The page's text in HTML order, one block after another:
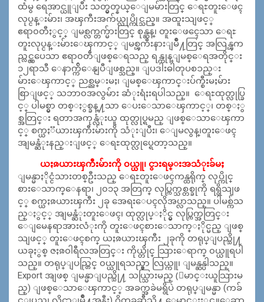
ထံမွ ရေအာင္ယူျပီး သတ္မွတ္နယ္ေျမမ်ားတြင္ ေရႊတူးေဖၚ
လုပ္ငန္းမ်ား၊ အၾကီးအက်ယ္လုပ္ကိုင္သည္။ အထူးသျဖင့္
ဧရာ၀တီႏွင့္ ျမစ္လက္တက္မ်ားတြင္ စုန္ဆန္၊ တူးေဖၚေသာ ေရႊ
တူးလုပ္ငန္းမ်ားေၾကာင့္ ျမစ္ၾကီးနားျမိဳ႔တြင္ အလြန္ၾက
ည္လင္လွပေသာ ဧရာ၀တီျဖစ္ေရသည္ ရန္ကုန္ျမစ္ေရအတိုင္း
၁၂ရာသီ ေနာက္က်ိေနျပီျဖစ္သည္။ ျပဒါးဓါတုပစၥည္း
မ်ားေၾကာင့္ ညစ္ညမ္းမႈ၊ ျမစ္ေၾကာင္းပ်က္စီးမႈမ်ား
စြာျဖင့္ သဘာ၀အလွမ်ား ဆံုးရံႈးရပါသည္။ ေရႊထုတ္လုပ္ခြ
င့္ ပါမစ္မွာ တစ္ႏွစ္ခန္႔သာ ေပးေသာေၾကာင့္၊ တစ္ႏွ
စ္အတြင္း ရတာအကုန္လံုးယူ ထုတ္လုပ္ရမည္ ျဖစ္ေသာေၾကာ
င့္ စက္ယႏၱယားၾကီးမ်ားကို သံုးျပီး၊ ေျမလွန္၊တူးေဖၚ
အျမန္ဆံုးနည္းျဖင့္ ေရႊထုတ္လုပ္ရေတာ့သည္။
ယႏၷယားၾကီးမ်ားကို ၀ယ္ယူ၊ ငွားရမ္းအသံုးခ်မႈ
ျမန္မာႏိုင္ငံသားတစ္ဦးသည္ ေရႊတူးေဖၚကန္ထရိုက္ လုပ္ကိုင္
စားေသာက္ေနရာ၊ ၂၀၁၃ အတြက္ လုပ္ကြက္သစ္တစ္ခုကို ရရွိသျဖ
င့္ စက္ယႏၷယားၾကီး ၂ခု အေရးေပၚလိုအပ္လာသည္။ ပါမစ္က်သ
ည္ႏွင့္ အျမန္ဆံုးတူးေဖၚ၊ ထုတ္လုပ္ႏိုင္မွ လုပ္ကြက္အတြင္း
ေျမေနရာအားလံုးကို တူးေဖၚစားေသာက္ႏိုင္မည္ ျဖစ္
သျဖင့္ တူးေဖၚစက္ ယႏၷယားၾကီး ၂ခုကို တရုပ္ျပည္သို႔
ယခုႏွစ္ ဇႏၷ၀ါရီလအတြင္း ကိုယ္တိုင္ သြားေရာက္ ၀ယ္ယူရပါ
သည္။ တရုပ္ျပည္တြင္ ၀ယ္ယူရသည္မွာ လြယ္ကူ၊ ျမန္ဆန္ပါသည္။
Export အျဖစ္ ျမန္မာျပည္သို႔ သယ္သြားမည္ (ေမာင္းယူသြားမ
ည္) ျဖစ္ေသာေၾကာင့္ အခက္အခဲမရွိပဲ တရုပ္ျမန္မာ (ကခ်